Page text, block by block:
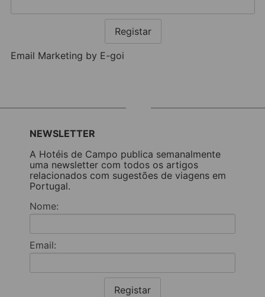
Registar
Email Marketing by E-goi
NEWSLETTER
A Hotéis de Campo publica semanalmente
uma newsletter com todos os artigos
relacionados com sugestões de viagens em
Portugal.
Nome:
Email:
Registar